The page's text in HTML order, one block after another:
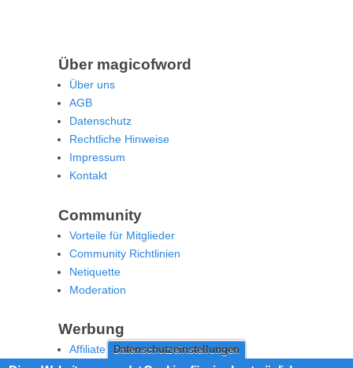
Datenschutzeinstellungen
Über magicofword
Über uns
AGB
Datenschutz
Rechtliche Hinweise
Impressum
Kontakt
Community
Vorteile für Mitglieder
Community Richtlinien
Netiquette
Moderation
Werbung
Affiliate Offenlegung